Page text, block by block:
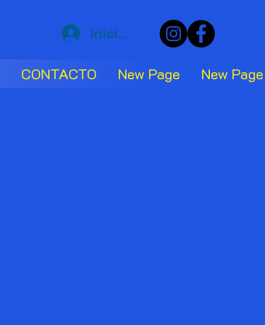
CONTACTO New Page New Page
Iniciar sesión